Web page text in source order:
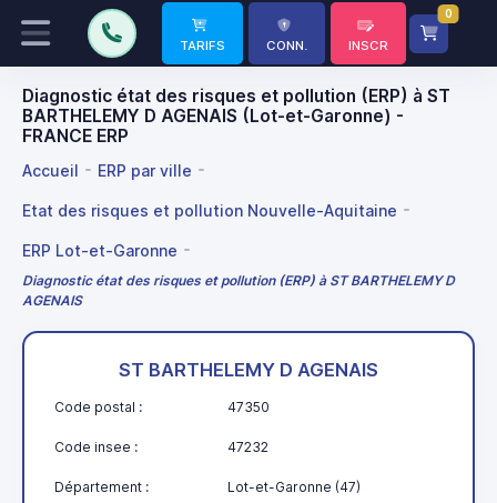
TARIFS CONN. INSCR
0
Diagnostic état des risques et pollution (ERP) à ST
BARTHELEMY D AGENAIS (Lot-et-Garonne) -
FRANCE ERP
Accueil ERP par ville
Etat des risques et pollution Nouvelle-Aquitaine
ERP Lot-et-Garonne
Diagnostic état des risques et pollution (ERP) à ST BARTHELEMY D
AGENAIS
ST BARTHELEMY D AGENAIS
Code postal : 47350
Code insee : 47232
Département : Lot-et-Garonne (47)